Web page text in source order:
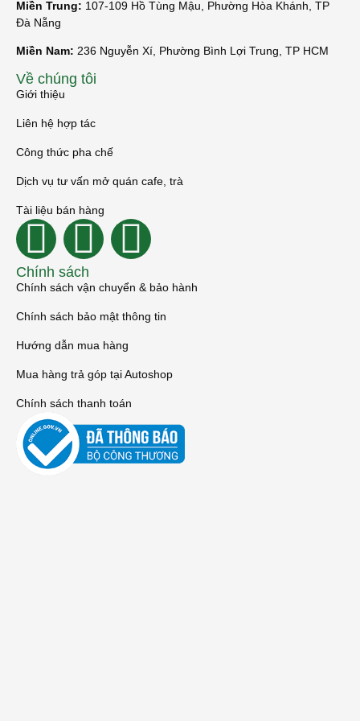
Miền Trung: 107-109 Hồ Tùng Mậu, Phường Hòa Khánh, TP
Đà Nẵng
Miền Nam: 236 Nguyễn Xí, Phường Bình Lợi Trung, TP HCM
Về chúng tôi
Giới thiệu
Liên hệ hợp tác
Công thức pha chế
Dịch vụ tư vấn mở quán cafe, trà
Tài liệu bán hàng
Chính sách
Chính sách vận chuyển & bảo hành
Chính sách bảo mật thông tin
Hướng dẫn mua hàng
Mua hàng trả góp tại Autoshop
Chính sách thanh toán